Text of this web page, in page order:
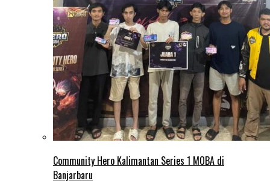
Community Hero Kalimantan Series 1 MOBA di
Banjarbaru